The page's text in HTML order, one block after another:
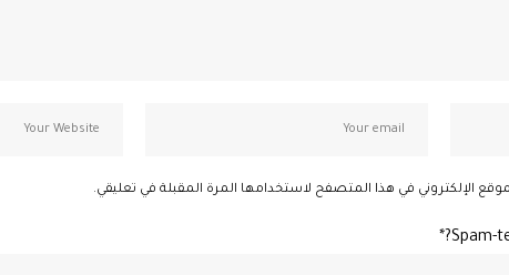
الإلكتروني في هذا المتصفح لاستخدامها المرة المقبلة في تعليقي.
Spam-